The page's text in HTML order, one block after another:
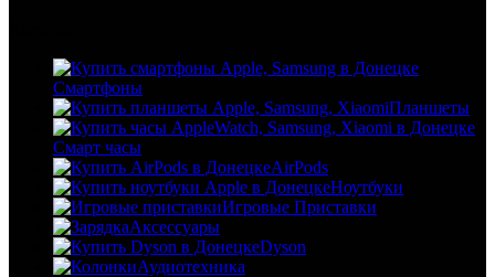
Смартфоны
Планшеты
Смарт часы
AirPods
Ноутбуки
Игровые Приставки
Аксессуары
Dyson
Аудиотехника